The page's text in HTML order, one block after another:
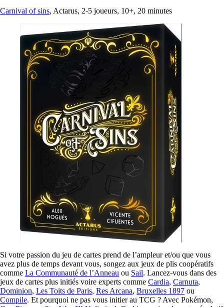
Carnival of sins, Actarus, 2-5 joueurs, 10+, 20 minutes
Si votre passion du jeu de cartes prend de l’ampleur et/ou que vous
avez plus de temps devant vous, songez aux jeux de plis coopératifs
comme La Communauté de l’Anneau ou Sail. Lancez-vous dans des
jeux de cartes plus initiés voire experts comme Cardia, Carnuta,
Dominion, Les Toits de Paris, Res Arcana, Bruxelles 1897 ou
Compile. Et pourquoi ne pas vous initier au TCG ? Avec Pokémon,